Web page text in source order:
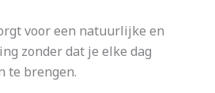
voor een natuurlijke en
zonder dat je elke dag
te brengen.